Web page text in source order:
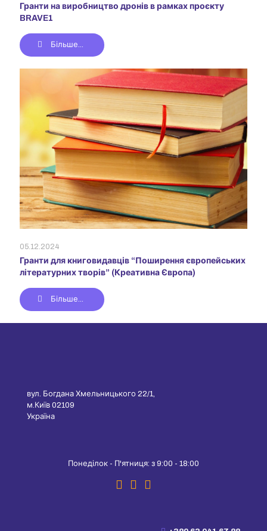
Гранти на виробництво дронів в рамках проєкту
BRAVE1
Більше...
05.12.2024
Гранти для книговидавців “Поширення європейських
літературних творів” (Креативна Європа)
Більше...
вул. Богдана Хмельницького 22/1,
м.Київ 02109
Україна
Понеділок - П'ятниця: з 9:00 - 18:00